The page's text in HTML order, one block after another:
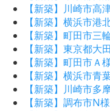
【新築】川崎市高
【新築】横浜市港
【新築】町田市三
【新築】東京都大
【新築】町田市Ａ
【新築】横浜市青
【新築】川崎市多
【新築】調布市N